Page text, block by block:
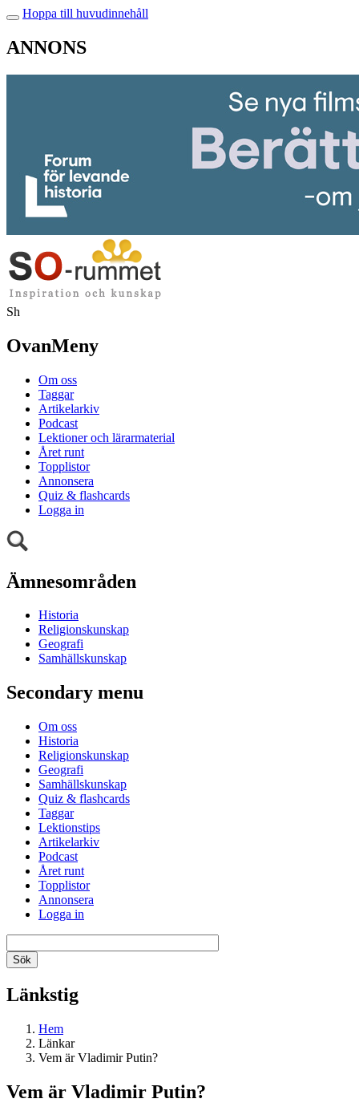
Hoppa till huvudinnehåll
ANNONS
Sh
OvanMeny
Om oss
Taggar
Artikelarkiv
Podcast
Lektioner och lärarmaterial
Året runt
Topplistor
Annonsera
Quiz & flashcards
Logga in
Ämnesområden
Historia
Religionskunskap
Geografi
Samhällskunskap
Secondary menu
Om oss
Historia
Religionskunskap
Geografi
Samhällskunskap
Quiz & flashcards
Taggar
Lektionstips
Artikelarkiv
Podcast
Året runt
Topplistor
Annonsera
Logga in
Länkstig
Hem
Länkar
Vem är Vladimir Putin?
Vem är Vladimir Putin?